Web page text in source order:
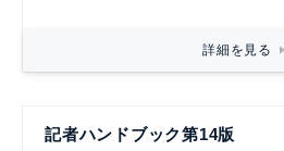
詳細を見る
記者ハンドブック第14版